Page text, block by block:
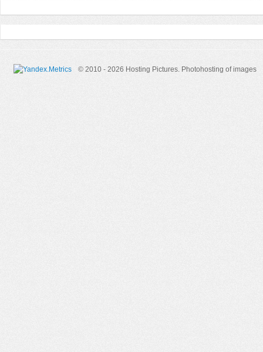
© 2010 - 2026 Hosting Pictures. Photohosting of images